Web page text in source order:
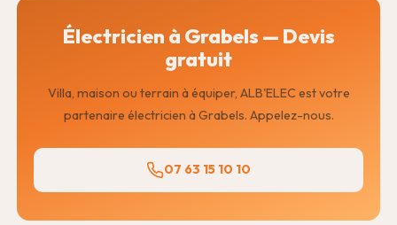
Électricien à Grabels — Devis
gratuit
Villa, maison ou terrain à équiper, ALB'ELEC est votre
partenaire électricien à Grabels. Appelez-nous.
07 63 15 10 10